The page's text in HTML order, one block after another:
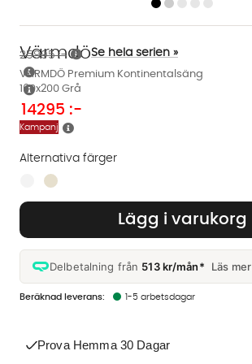
VÄRMDÖ Premium Kontinentalsäng
160x200 Grå
VärmdöSe hela serien »
14295 :-
25995 :-
Kampanj
Lägg i varukorg
Delbetalning från 513 kr/mån* Läs mer
1-5 arbetsdagar
Alternativa färger
Finns även i dessa färger:
Prova Hemma 30 Dagar